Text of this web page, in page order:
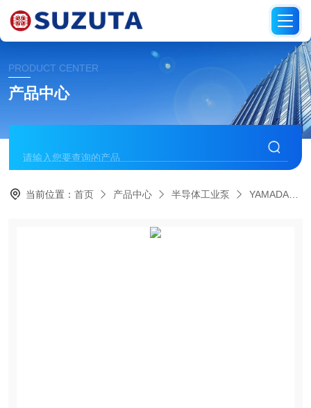
PRODUCT CENTER
产品中心
当前位置：首页 产品中心 半导体工业泵 YAMADA雅玛达